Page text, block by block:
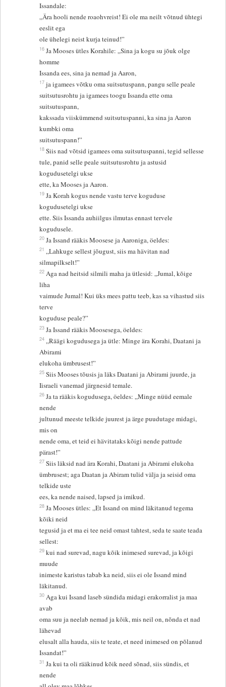
Issandale:
„Ära hooli nende roaohvreist! Ei ole ma neilt võtnud ühtegi
eeslit ega
ole ühelegi neist kurja teinud!”
16 Ja Mooses ütles Korahile: „Sina ja kogu su jõuk olge
homme
Issanda ees, sina ja nemad ja Aaron,
17 ja igamees võtku oma suitsutuspann, pangu selle peale
suitsutusrohtu ja igamees toogu Issanda ette oma
suitsutuspann,
kakssada viiskümmend suitsutuspanni, ka sina ja Aaron
kumbki oma
suitsutuspann!”
18 Siis nad võtsid igamees oma suitsutuspanni, tegid sellesse
tule, panid selle peale suitsutusrohtu ja astusid
kogudusetelgi ukse
ette, ka Mooses ja Aaron.
19 Ja Korah kogus nende vastu terve koguduse
kogudusetelgi ukse
ette. Siis Issanda auhiilgus ilmutas ennast tervele
kogudusele.
20 Ja Issand rääkis Moosese ja Aaroniga, öeldes:
21 „Lahkuge sellest jõugust, siis ma hävitan nad
silmapilkselt!”
22 Aga nad heitsid silmili maha ja ütlesid: „Jumal, kõige
liha
vaimude Jumal! Kui üks mees pattu teeb, kas sa vihastud siis
terve
koguduse peale?”
23 Ja Issand rääkis Moosesega, öeldes:
24 „Räägi kogudusega ja ütle: Minge ära Korahi, Daatani ja
Abirami
elukoha ümbrusest!”
25 Siis Mooses tõusis ja läks Daatani ja Abirami juurde, ja
Iisraeli vanemad järgnesid temale.
26 Ja ta rääkis kogudusega, öeldes: „Minge nüüd eemale
nende
jultunud meeste telkide juurest ja ärge puudutage midagi,
mis on
nende oma, et teid ei hävitataks kõigi nende pattude
pärast!”
27 Siis läksid nad ära Korahi, Daatani ja Abirami elukoha
ümbrusest; aga Daatan ja Abiram tulid välja ja seisid oma
telkide uste
ees, ka nende naised, lapsed ja imikud.
28 Ja Mooses ütles: „Et Issand on mind läkitanud tegema
kõiki neid
tegusid ja et ma ei tee neid omast tahtest, seda te saate teada
sellest:
29 kui nad surevad, nagu kõik inimesed surevad, ja kõigi
muude
inimeste karistus tabab ka neid, siis ei ole Issand mind
läkitanud.
30 Aga kui Issand laseb sündida midagi erakorralist ja maa
avab
oma suu ja neelab nemad ja kõik, mis neil on, nõnda et nad
lähevad
elusalt alla hauda, siis te teate, et need inimesed on põlanud
Issandat!”
31 Ja kui ta oli rääkinud kõik need sõnad, siis sündis, et
nende